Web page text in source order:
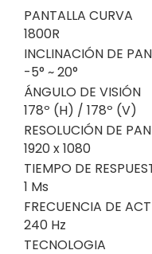
PANTALLA CURVA
1800R
INCLINACIÓN DE
-5° ~ 20°
ÁNGULO DE VISIÓN
178º (H) / 178º (V)
RESOLUCIÓN DE
1920 x 1080
TIEMPO DE
1 Ms
FRECUENCIA DE
240 Hz
TECNOLOGIA